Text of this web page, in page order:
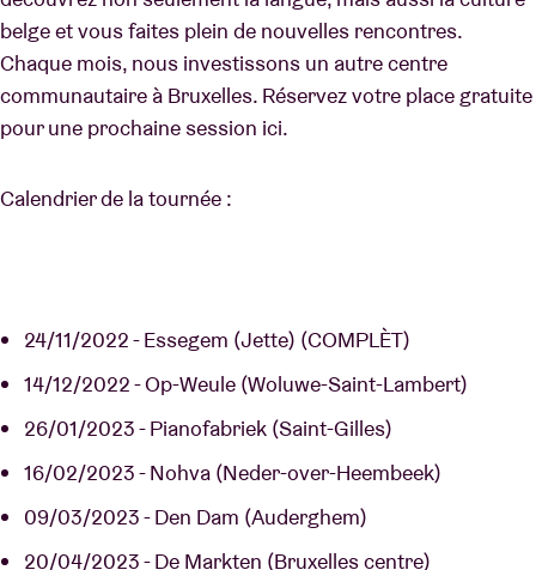
belge et vous faites plein de nouvelles rencontres.
Chaque mois, nous investissons un autre centre
communautaire à Bruxelles. Réservez votre place gratuite
pour une prochaine session ici.
Calendrier de la tournée :
24/11/2022 - Essegem (Jette) (COMPLÈT)
14/12/2022 - Op-Weule (Woluwe-Saint-Lambert)
26/01/2023 - Pianofabriek (Saint-Gilles)
16/02/2023 - Nohva (Neder-over-Heembeek)
09/03/2023 - Den Dam (Auderghem)
20/04/2023 - De Markten (Bruxelles centre)